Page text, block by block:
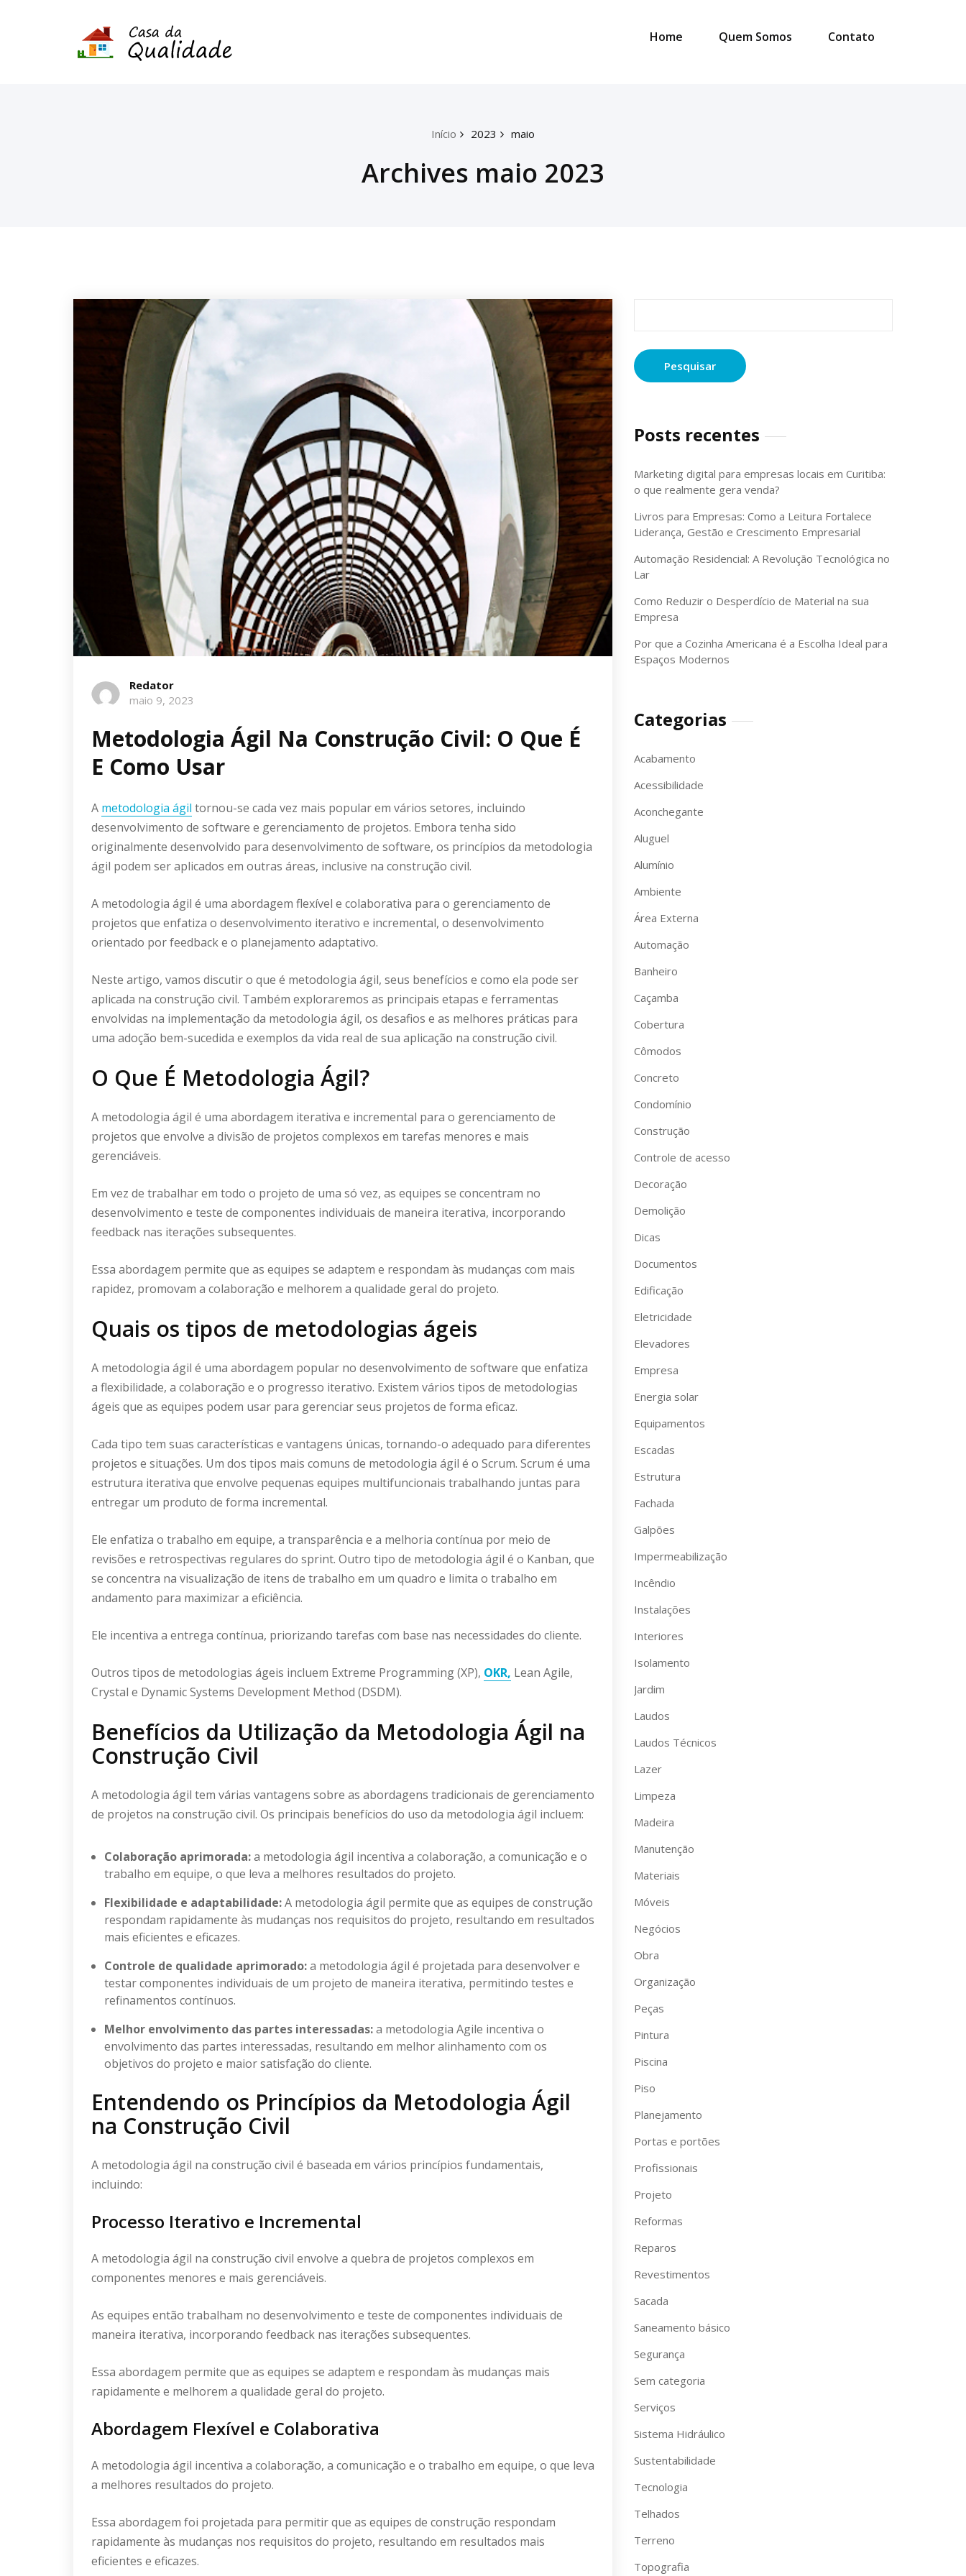
Home Quem Somos Contato
Início 2023 maio
Archives maio 2023
Redator
maio 9, 2023
Metodologia Ágil Na Construção Civil: O Que É
E Como Usar
A metodologia ágil tornou-se cada vez mais popular em vários setores, incluindo
desenvolvimento de software e gerenciamento de projetos. Embora tenha sido
originalmente desenvolvido para desenvolvimento de software, os princípios da metodologia
ágil podem ser aplicados em outras áreas, inclusive na construção civil.
A metodologia ágil é uma abordagem flexível e colaborativa para o gerenciamento de
projetos que enfatiza o desenvolvimento iterativo e incremental, o desenvolvimento
orientado por feedback e o planejamento adaptativo.
Neste artigo, vamos discutir o que é metodologia ágil, seus benefícios e como ela pode ser
aplicada na construção civil. Também exploraremos as principais etapas e ferramentas
envolvidas na implementação da metodologia ágil, os desafios e as melhores práticas para
uma adoção bem-sucedida e exemplos da vida real de sua aplicação na construção civil.
O Que É Metodologia Ágil?
A metodologia ágil é uma abordagem iterativa e incremental para o gerenciamento de
projetos que envolve a divisão de projetos complexos em tarefas menores e mais
gerenciáveis.
Em vez de trabalhar em todo o projeto de uma só vez, as equipes se concentram no
desenvolvimento e teste de componentes individuais de maneira iterativa, incorporando
feedback nas iterações subsequentes.
Essa abordagem permite que as equipes se adaptem e respondam às mudanças com mais
rapidez, promovam a colaboração e melhorem a qualidade geral do projeto.
Quais os tipos de metodologias ágeis
A metodologia ágil é uma abordagem popular no desenvolvimento de software que enfatiza
a flexibilidade, a colaboração e o progresso iterativo. Existem vários tipos de metodologias
ágeis que as equipes podem usar para gerenciar seus projetos de forma eficaz.
Cada tipo tem suas características e vantagens únicas, tornando-o adequado para diferentes
projetos e situações. Um dos tipos mais comuns de metodologia ágil é o Scrum. Scrum é uma
estrutura iterativa que envolve pequenas equipes multifuncionais trabalhando juntas para
entregar um produto de forma incremental.
Ele enfatiza o trabalho em equipe, a transparência e a melhoria contínua por meio de
revisões e retrospectivas regulares do sprint. Outro tipo de metodologia ágil é o Kanban, que
se concentra na visualização de itens de trabalho em um quadro e limita o trabalho em
andamento para maximizar a eficiência.
Ele incentiva a entrega contínua, priorizando tarefas com base nas necessidades do cliente.
Outros tipos de metodologias ágeis incluem Extreme Programming (XP), OKR, Lean Agile,
Crystal e Dynamic Systems Development Method (DSDM).
Benefícios da Utilização da Metodologia Ágil na
Construção Civil
A metodologia ágil tem várias vantagens sobre as abordagens tradicionais de gerenciamento
de projetos na construção civil. Os principais benefícios do uso da metodologia ágil incluem:
Colaboração aprimorada:a metodologia ágil incentiva a colaboração, a comunicação e o
trabalho em equipe, o que leva a melhores resultados do projeto.
Flexibilidade e adaptabilidade:A metodologia ágil permite que as equipes de construção
respondam rapidamente às mudanças nos requisitos do projeto, resultando em resultados
mais eficientes e eficazes.
Controle de qualidade aprimorado:a metodologia ágil é projetada para desenvolver e
testar componentes individuais de um projeto de maneira iterativa, permitindo testes e
refinamentos contínuos.
Melhor envolvimento das partes interessadas:a metodologia Agile incentiva o
envolvimento das partes interessadas, resultando em melhor alinhamento com os
objetivos do projeto e maior satisfação do cliente.
Entendendo os Princípios da Metodologia Ágil
na Construção Civil
A metodologia ágil na construção civil é baseada em vários princípios fundamentais,
incluindo:
Processo Iterativo e Incremental
A metodologia ágil na construção civil envolve a quebra de projetos complexos em
componentes menores e mais gerenciáveis.
As equipes então trabalham no desenvolvimento e teste de componentes individuais de
maneira iterativa, incorporando feedback nas iterações subsequentes.
Essa abordagem permite que as equipes se adaptem e respondam às mudanças mais
rapidamente e melhorem a qualidade geral do projeto.
Abordagem Flexível e Colaborativa
A metodologia ágil incentiva a colaboração, a comunicação e o trabalho em equipe, o que leva
a melhores resultados do projeto.
Essa abordagem foi projetada para permitir que as equipes de construção respondam
rapidamente às mudanças nos requisitos do projeto, resultando em resultados mais
eficientes e eficazes.
Posts recentes
Marketing digital para empresas locais em Curitiba:
o que realmente gera venda?
Livros para Empresas: Como a Leitura Fortalece
Liderança, Gestão e Crescimento Empresarial
Automação Residencial: A Revolução Tecnológica no
Lar
Como Reduzir o Desperdício de Material na sua
Empresa
Por que a Cozinha Americana é a Escolha Ideal para
Espaços Modernos
Categorias
Acabamento
Acessibilidade
Aconchegante
Aluguel
Alumínio
Ambiente
Área Externa
Automação
Banheiro
Caçamba
Cobertura
Cômodos
Concreto
Condomínio
Construção
Controle de acesso
Decoração
Demolição
Dicas
Documentos
Edificação
Eletricidade
Elevadores
Empresa
Energia solar
Equipamentos
Escadas
Estrutura
Fachada
Galpões
Impermeabilização
Incêndio
Instalações
Interiores
Isolamento
Jardim
Laudos
Laudos Técnicos
Lazer
Limpeza
Madeira
Manutenção
Materiais
Móveis
Negócios
Obra
Organização
Peças
Pintura
Piscina
Piso
Planejamento
Portas e portões
Profissionais
Projeto
Reformas
Reparos
Revestimentos
Sacada
Saneamento básico
Segurança
Sem categoria
Serviços
Sistema Hidráulico
Sustentabilidade
Tecnologia
Telhados
Terreno
Topografia